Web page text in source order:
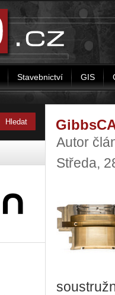
Stavebnictví GIS
Autor
Středa,